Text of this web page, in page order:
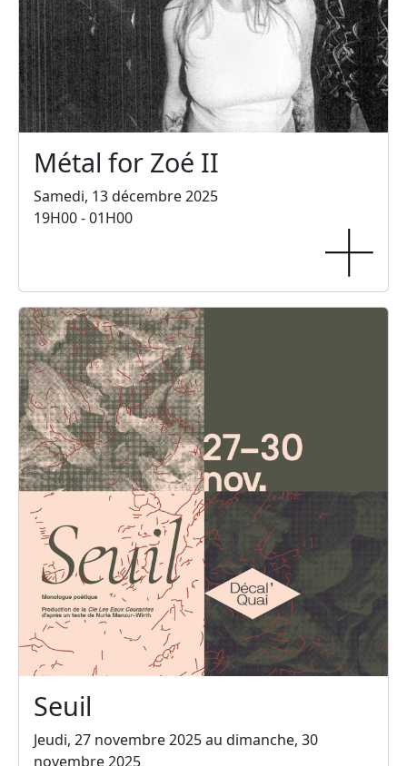
Métal for Zoé II
Samedi, 13 décembre 2025
19H00 - 01H00
Seuil
Jeudi, 27 novembre 2025 au dimanche, 30
novembre 2025